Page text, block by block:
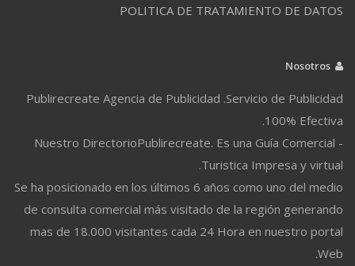
POLITICA DE TRATAMIENTO DE DATOS
Publirecreate Agencia de Publicidad .Servicio de Publicidad
100% Efectiva.
Nuestro DirectorioPublirecreate. Es una Guía Comercial -
Turistica Impresa y virtual.
Se ha posicionado en los últimos 6 años como uno del medio
de consulta comercial más visitado de la región generando
mas de 18.000 visitantes cada 24 Hora en nuestro portal
Web.